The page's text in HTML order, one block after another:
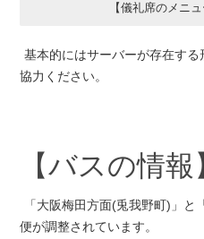
【儀礼席のメニュ
基本的にはサーバーが存在す
協力ください。
【バスの情報
「大阪梅田方面(兎我野町)」
便が調整されています。